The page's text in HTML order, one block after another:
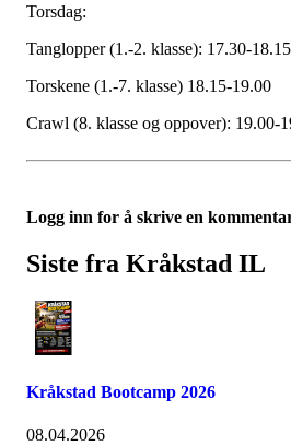
Torsdag:
Tanglopper (1.-2. klasse): 17.30-18.15
Torskene (1.-7. klasse) 18.15-19.00
Crawl (8. klasse og oppover): 19.00-
Logg inn for å skrive en
Siste fra Kråkstad IL
Kråkstad Bootcamp 2026
08.04.2026